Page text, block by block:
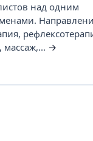
над одним
→